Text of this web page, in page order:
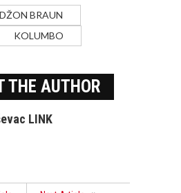
DŽON BRAUN
KOLUMBO
THE AUTHOR
LINK